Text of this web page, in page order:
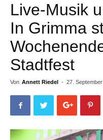
Live-Musik
In Grimma
Stadtfest
Von Annett Riedel - 27.